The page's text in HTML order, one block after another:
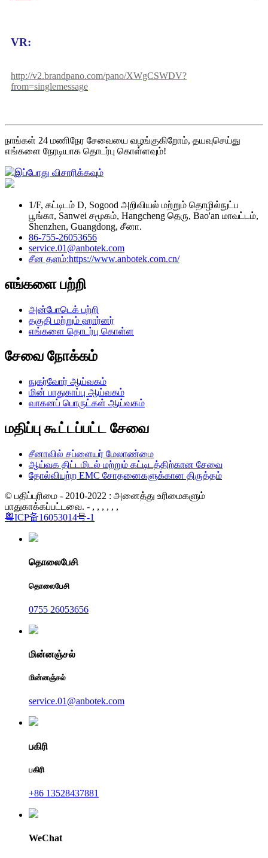
VR:
http://v2.brandpano.com/pano/XWgCSWDV?
from=singlemessage
நாங்கள் 24 மணிநேர சேவையை வழங்குகிறோம், தயவுசெய்து
எங்களை நேரடியாக தொடர்பு கொள்ளவும்!
இப்போது விசாரிக்கவும்
1/F, கட்டிடம் D, Sogood அறிவியல் மற்றும் தொழில்நுட்ப
பூங்கா, Sanwei சமூகம், Hangcheng தெரு, Bao'an மாவட்டம்,
Shenzhen, Guangdong, சீனா.
86-755-26053656
service.01@anbotek.com
சீன தளம்:https://www.anbotek.com.cn/
எங்களை பற்றி
அன்போடெக் பற்றி
தகுதி மற்றும் ஹார்னர்
எங்களை தொடர்பு கொள்ள
சேவை நோக்கம்
நுகர்வோர் ஆய்வகம்
மின் பாதுகாப்பு ஆய்வகம்
வாகனப் பொருட்கள் ஆய்வகம்
மதிப்பு கூட்டப்பட்ட சேவை
சீனாவில் சப்ளையர் மேலாண்மை
ஆய்வக திட்டமிடல் மற்றும் கட்டிடத்திற்கான சேவை
தோல்வியுற்ற EMC சோதனைகளுக்கான திருத்தம்
© பதிப்புரிமை - 2010-2022 : அனைத்து உரிமைகளும்
பாதுகாக்கப்பட்டவை. - , , , , , ,
粤ICP备16053014号-1
தொலைபேசி
தொலைபேசி
0755 26053656
மின்னஞ்சல்
மின்னஞ்சல்
service.01@anbotek.com
பகிரி
பகிரி
+86 13528437881
WeChat